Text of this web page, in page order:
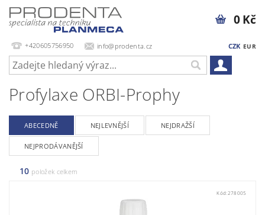
+420605756950 info@prodenta.cz CZK EUR
0 Kč
Profylaxe ORBI-Prophy
ABECEDNĚ NEJLEVNĚJŠÍ NEJDRAŽŠÍ
NEJPRODÁVANĚJŠÍ
10 položek celkem
Kód: 278005